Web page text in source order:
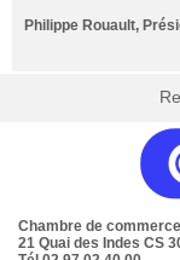
Philippe Rouault,
Chambre de
21 Quai des Indes CS